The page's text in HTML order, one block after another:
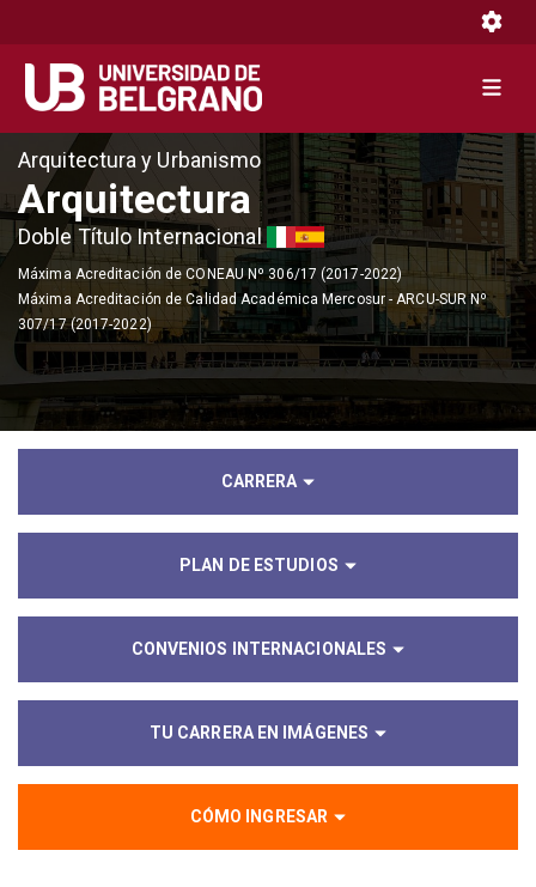
contenido
principal
Arquitectura y Urbanismo
Arquitectura
Doble Título Internacional
Máxima Acreditación de CONEAU Nº 306/17 (2017-2022)
Máxima Acreditación de Calidad Académica Mercosur - ARCU-SUR Nº
307/17 (2017-2022)
CARRERA
PLAN DE ESTUDIOS
CONVENIOS INTERNACIONALES
TU CARRERA EN IMÁGENES
CÓMO INGRESAR